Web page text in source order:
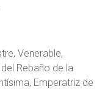
Venerable,
Rebaño de la
Emperatriz de